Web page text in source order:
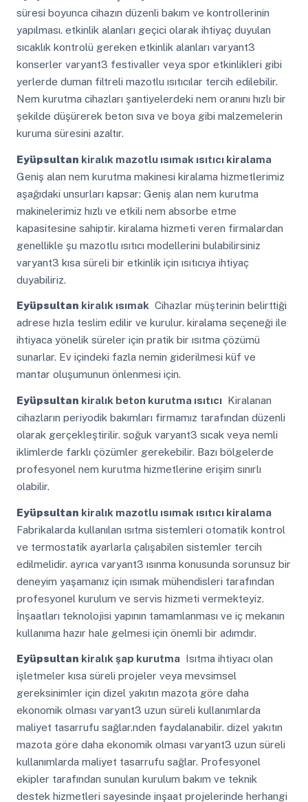
süresi boyunca cihazın düzenli bakım ve kontrollerinin
yapılması. etkinlik alanları geçici olarak ihtiyaç duyulan
sıcaklık kontrolü gereken etkinlik alanları varyant3
konserler varyant3 festivaller veya spor etkinlikleri gibi
yerlerde duman filtreli mazotlu ısıtıcılar tercih edilebilir.
Nem kurutma cihazları şantiyelerdeki nem oranını hızlı bir
şekilde düşürerek beton sıva ve boya gibi malzemelerin
kuruma süresini azaltır.
Eyüpsultan kiralık mazotlu ısımak ısıtıcı kiralama
Geniş alan nem kurutma makinesi kiralama hizmetlerimiz
aşağıdaki unsurları kapsar: Geniş alan nem kurutma
makinelerimiz hızlı ve etkili nem absorbe etme
kapasitesine sahiptir. kiralama hizmeti veren firmalardan
genellikle şu mazotlu ısıtıcı modellerini bulabilirsiniz
varyant3 kısa süreli bir etkinlik için ısıtıcıya ihtiyaç
duyabiliriz.
Eyüpsultan kiralık ısımak Cihazlar müşterinin belirttiği
adrese hızla teslim edilir ve kurulur. kiralama seçeneği ile
ihtiyaca yönelik süreler için pratik bir ısıtma çözümü
sunarlar. Ev içindeki fazla nemin giderilmesi küf ve
mantar oluşumunun önlenmesi için.
Eyüpsultan kiralık beton kurutma ısıtıcıKiralanan
cihazların periyodik bakımları firmamız tarafından düzenli
olarak gerçekleştirilir. soğuk varyant3 sıcak veya nemli
iklimlerde farklı çözümler gerekebilir. Bazı bölgelerde
profesyonel nem kurutma hizmetlerine erişim sınırlı
olabilir.
Eyüpsultan kiralık mazotlu ısımak ısıtıcı kiralama
Fabrikalarda kullanılan ısıtma sistemleri otomatik kontrol
ve termostatik ayarlarla çalışabilen sistemler tercih
edilmelidir. ayrıca varyant3 ısınma konusunda sorunsuz bir
deneyim yaşamanız için ısımak mühendisleri tarafından
profesyonel kurulum ve servis hizmeti vermekteyiz.
İnşaatları teknolojisi yapının tamamlanması ve iç mekanın
kullanıma hazır hale gelmesi için önemli bir adımdır.
Eyüpsultan kiralık şap kurutmaIsıtma ihtiyacı olan
işletmeler kısa süreli projeler veya mevsimsel
gereksinimler için dizel yakıtın mazota göre daha
ekonomik olması varyant3 uzun süreli kullanımlarda
maliyet tasarrufu sağlar.nden faydalanabilir. dizel yakıtın
mazota göre daha ekonomik olması varyant3 uzun süreli
kullanımlarda maliyet tasarrufu sağlar. Profesyonel
ekipler tarafından sunulan kurulum bakım ve teknik
destek hizmetleri sayesinde inşaat projelerinde herhangi